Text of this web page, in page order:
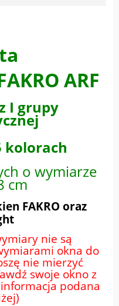
ARF
I grupy
kolorach
o wymiarze
cm
FAKRO oraz
nie są
okna do
nie mierzyć
swoje okno z
podana